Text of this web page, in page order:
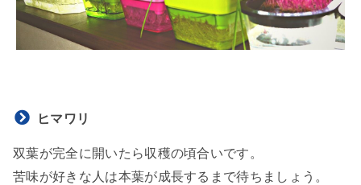
ヒマワリ
双葉が完全に開いたら収穫の頃合いです。
苦味が好きな人は本葉が成長するまで待ちましょう。